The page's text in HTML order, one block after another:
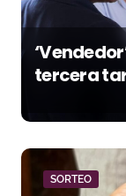
tercera
la
SORTEO